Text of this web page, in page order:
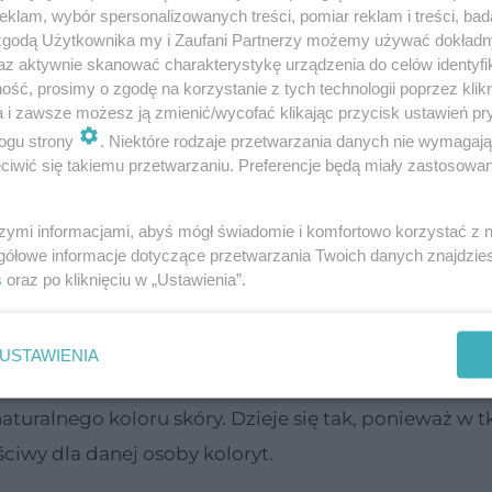
i silnyświąd. Na szczęście są różne środki i
je zastosuje, tym ślady po zranieniu będą mniej
cięcie chirurgiczne ), miejsce na ciele, gdzie skóra
czyli skłonności do tzw. bliznowacenia.
różowa, z czasem blednie, by ostatecznie
koloru skóry. Dzieje się tak, ponieważ w
dla danej osoby koloryt.
wybór spersonalizowanych treści, pomiar reklam i treści,
Użytkownika my i Zaufani Partnerzy możemy używać
aktywnie skanować charakterystykę urządzenia do celów
prosimy o zgodę na korzystanie z tych technologii poprzez
i zawsze możesz ją zmienić/wycofać klikając przycisk ustawień
strony
. Niektóre rodzaje przetwarzania danych nie
się takiemu przetwarzaniu. Preferencje będą miały
informacjami, abyś mógł świadomie i komfortowo korzystać z
informacje dotyczące przetwarzania Twoich danych
oraz po kliknięciu w „Ustawienia”.
USTAWIENIA